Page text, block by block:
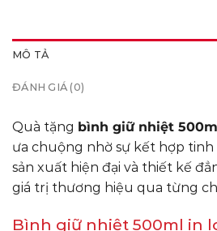
MÔ TẢ
ĐÁNH GIÁ (0)
Quà tặng bình giữ nhiệt
ưa chuộng nhờ sự kết hợp
sản xuất hiện đại và thiết kế
giá trị thương hiệu qua từng
Bình giữ nhiệt 500ml in